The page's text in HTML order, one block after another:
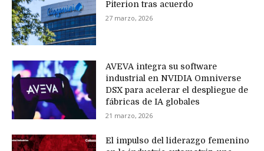
Piterion tras acuerdo
27 marzo, 2026
AVEVA integra su software
industrial en NVIDIA Omniverse
DSX para acelerar el despliegue de
fábricas de IA globales
21 marzo, 2026
El impulso del liderazgo femenino